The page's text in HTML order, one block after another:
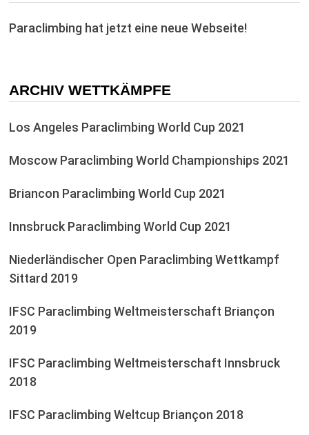
Paraclimbing hat jetzt eine neue Webseite!
ARCHIV WETTKÄMPFE
Los Angeles Paraclimbing World Cup 2021
Moscow Paraclimbing World Championships 2021
Briancon Paraclimbing World Cup 2021
Innsbruck Paraclimbing World Cup 2021
Niederländischer Open Paraclimbing Wettkampf
Sittard 2019
IFSC Paraclimbing Weltmeisterschaft Briançon
2019
IFSC Paraclimbing Weltmeisterschaft Innsbruck
2018
IFSC Paraclimbing Weltcup Briançon 2018